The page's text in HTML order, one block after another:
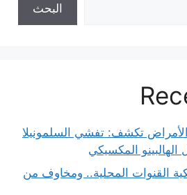
البحث
تكشف: تفشي السلمونيلا
المكسيكي
القنوات المحلية.. ومخاوف من